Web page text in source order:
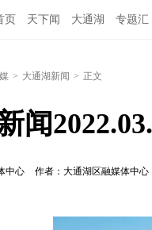
页 天下闻 大通湖 专题汇
> 大通湖新闻 > 正文
闻
中心 作者：大通湖区融媒体中心